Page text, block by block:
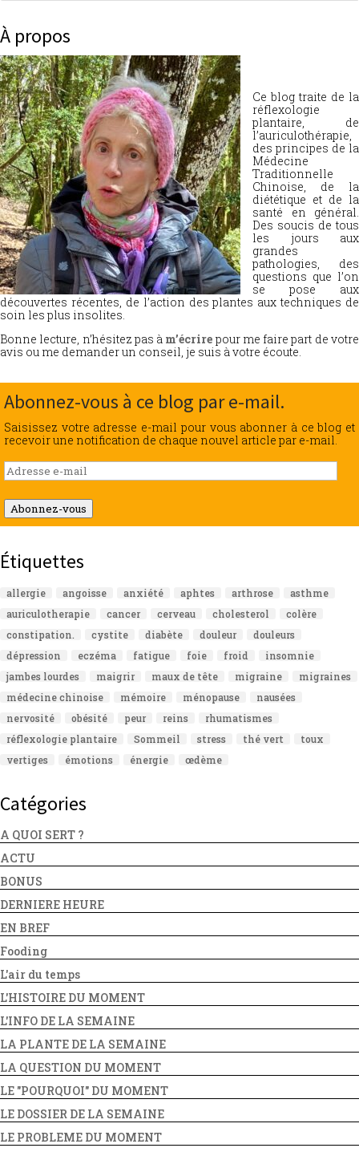
À propos
Ce blog traite de la
réflexologie
plantaire, de
l’auriculothérapie,
des principes de la
Médecine
Traditionnelle
Chinoise, de la
diététique et de la
santé en général.
Des soucis de tous
les jours aux
grandes
pathologies, des
questions que l’on
se pose aux
découvertes récentes, de l’action des plantes aux techniques de
soin les plus insolites.
Bonne lecture, n’hésitez pas à m’écrire pour me faire part de votre
avis ou me demander un conseil, je suis à votre écoute.
Abonnez-vous à ce blog par e-mail.
Saisissez votre adresse e-mail pour vous abonner à ce blog et
recevoir une notification de chaque nouvel article par e-mail.
Adresse
e-
mail
Abonnez-vous
Étiquettes
allergie angoisse anxiété aphtes arthrose
asthme
auriculotherapie
cancer cerveau cholesterol
colère
constipation.
cystite diabète douleur
douleurs
dépression
eczéma fatigue foie froid
insomnie
jambes lourdes
maigrir maux de tête migraine
migraines
médecine chinoise
mémoire ménopause
nausées
nervosité
obésité peur reins
rhumatismes
réflexologie plantaire
Sommeil stress thé vert
toux
vertiges
émotions énergie œdème
Catégories
A QUOI SERT ?
ACTU
BONUS
DERNIERE HEURE
EN BREF
Fooding
L'air du temps
L'HISTOIRE DU MOMENT
L'INFO DE LA SEMAINE
LA PLANTE DE LA SEMAINE
LA QUESTION DU MOMENT
LE "POURQUOI" DU MOMENT
LE DOSSIER DE LA SEMAINE
LE PROBLEME DU MOMENT